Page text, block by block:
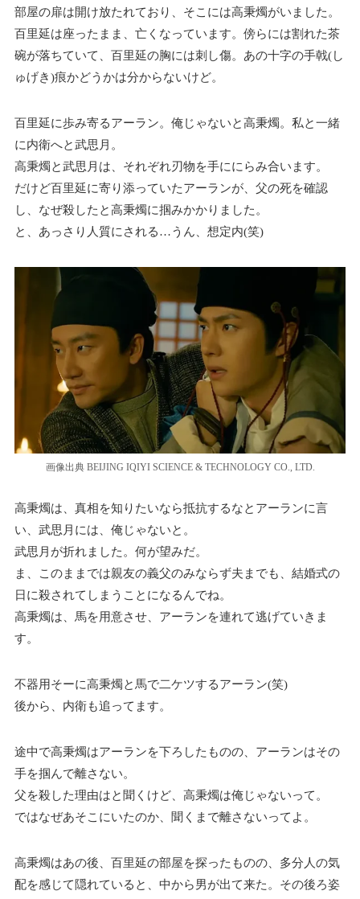
部屋の扉は開け放たれており、そこには高秉燭がいました。
百里延は座ったまま、亡くなっています。傍らには割れた茶
碗が落ちていて、百里延の胸には刺し傷。あの十字の手戟(し
ゅげき)痕かどうかは分からないけど。
百里延に歩み寄るアーラン。俺じゃないと高秉燭。私と一緒
に内衛へと武思月。
高秉燭と武思月は、それぞれ刃物を手ににらみ合います。
だけど百里延に寄り添っていたアーランが、父の死を確認
し、なぜ殺したと高秉燭に掴みかかりました。
と、あっさり人質にされる…うん、想定内(笑)
画像出典 BEIJING IQIYI SCIENCE & TECHNOLOGY CO., LTD.
高秉燭は、真相を知りたいなら抵抗するなとアーランに言
い、武思月には、俺じゃないと。
武思月が折れました。何が望みだ。
ま、このままでは親友の義父のみならず夫までも、結婚式の
日に殺されてしまうことになるんでね。
高秉燭は、馬を用意させ、アーランを連れて逃げていきま
す。
不器用そーに高秉燭と馬で二ケツするアーラン(笑)
後から、内衛も追ってます。
途中で高秉燭はアーランを下ろしたものの、アーランはその
手を掴んで離さない。
父を殺した理由はと聞くけど、高秉燭は俺じゃないって。
ではなぜあそこにいたのか、聞くまで離さないってよ。
高秉燭はあの後、百里延の部屋を探ったものの、多分人の気
配を感じて隠れていると、中から男が出て来た。その後ろ姿